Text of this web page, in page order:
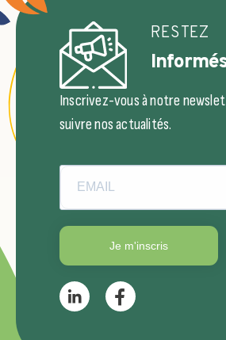
RESTEZ
Inscrivez-vous à notre
suivre nos actualités.
Je m'inscris